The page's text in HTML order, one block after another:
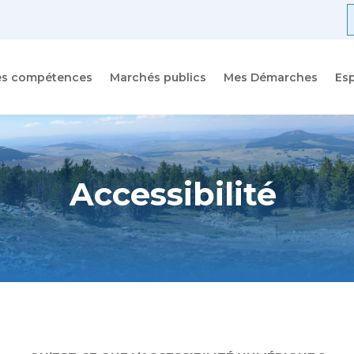
compétences Marchés publics Mes Démarches
Accessibilité